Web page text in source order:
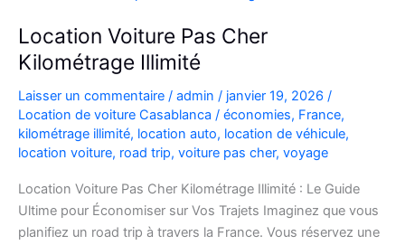
pour
explorer
l’Atlas
et
le
désert
Location Voiture Pas Cher
Kilométrage Illimité
Laisser un commentaire / admin / janvier 19, 2026 /
Location de voiture Casablanca / économies, France,
kilométrage illimité, location auto, location de véhicule,
location voiture, road trip, voiture pas cher, voyage
Location Voiture Pas Cher Kilométrage Illimité : Le Guide
Ultime pour Économiser sur Vos Trajets Imaginez que vous
planifiez un road trip à travers la France. Vous réservez une